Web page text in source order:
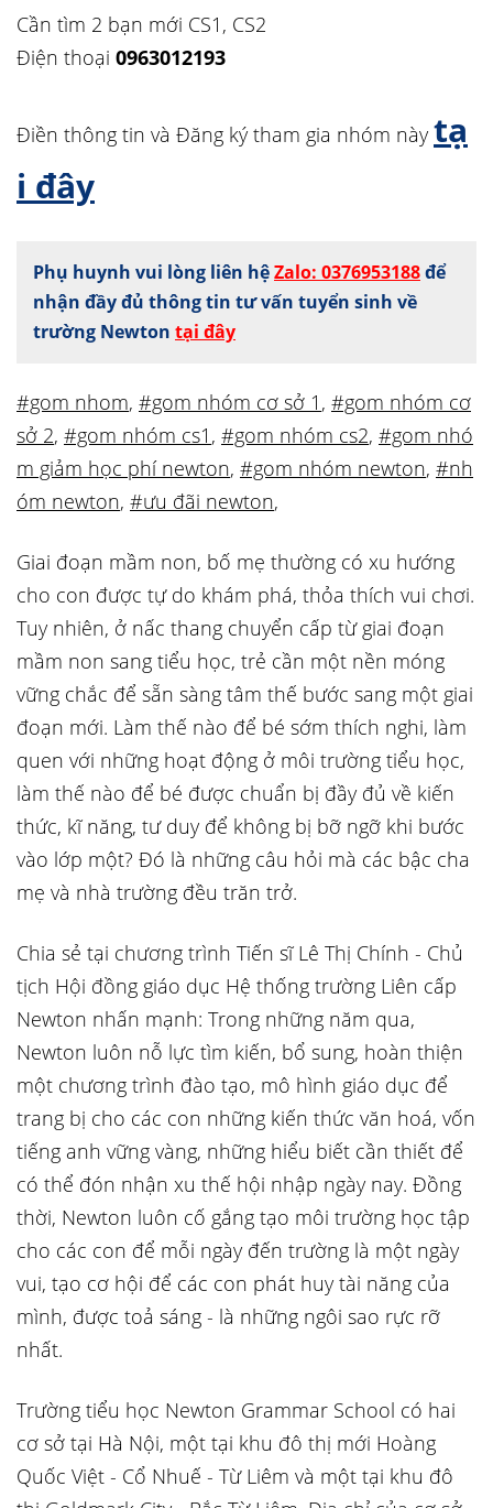
Cần tìm 2 bạn mới CS1, CS2
Điện thoại 0963012193
Điền thông tin và Đăng ký tham gia nhóm này tạ
i đây
Phụ huynh vui lòng liên hệZalo: 0376953188để
nhận đầy đủ thông tin tư vấn tuyển sinh về
trường Newton tại đây
#gom nhom, #gom nhóm cơ sở 1 , #gom nhóm cơ
sở 2, #gom nhóm cs1 , #gom nhóm cs2, #gom nhó
m giảm học phí newton, #gom nhóm newton, #nh
óm newton, #ưu đãi newton,
Giai đoạn mầm non, bố mẹ thường có xu hướng
cho con được tự do khám phá, thỏa thích vui chơi.
Tuy nhiên, ở nấc thang chuyển cấp từ giai đoạn
mầm non sang tiểu học, trẻ cần một nền móng
vững chắc để sẵn sàng tâm thế bước sang một giai
đoạn mới. Làm thế nào để bé sớm thích nghi, làm
quen với những hoạt động ở môi trường tiểu học,
làm thế nào để bé được chuẩn bị đầy đủ về kiến
thức, kĩ năng, tư duy để không bị bỡ ngỡ khi bước
vào lớp một? Đó là những câu hỏi mà các bậc cha
mẹ và nhà trường đều trăn trở.
Chia sẻ tại chương trình Tiến sĩ Lê Thị Chính - Chủ
tịch Hội đồng giáo dục Hệ thống trường Liên cấp
Newton nhấn mạnh: Trong những năm qua,
Newton luôn nỗ lực tìm kiến, bổ sung, hoàn thiện
một chương trình đào tạo, mô hình giáo dục để
trang bị cho các con những kiến thức văn hoá, vốn
tiếng anh vững vàng, những hiểu biết cần thiết để
có thể đón nhận xu thế hội nhập ngày nay. Đồng
thời, Newton luôn cố gắng tạo môi trường học tập
cho các con để mỗi ngày đến trường là một ngày
vui, tạo cơ hội để các con phát huy tài năng của
mình, được toả sáng - là những ngôi sao rực rỡ
nhất.
Trường tiểu học Newton Grammar School có hai
cơ sở tại Hà Nội, một tại khu đô thị mới Hoàng
Quốc Việt - Cổ Nhuế - Từ Liêm và một tại khu đô